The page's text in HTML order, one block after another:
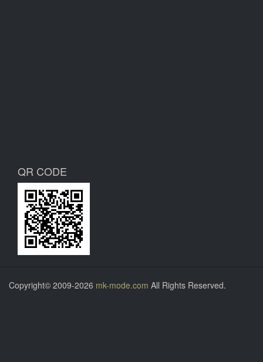
QR CODE
Copyright© 2009-2026 mk-mode.com All Rights Reserved.